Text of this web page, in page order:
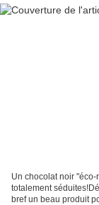
Un chocolat noir
totalement
bref un beau produit